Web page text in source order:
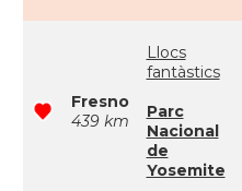
Fresno
439 km
Llocs
fantàstics
Parc
Nacional
de
Yosemite